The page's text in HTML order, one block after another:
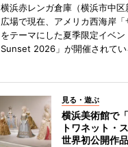
横浜赤レンガ倉庫（横浜市中区
広場で現在、アメリカ西海岸「
をテーマにした夏季限定イベ
Sunset 2026」が開催されてい
見る・遊ぶ
横浜美術館で
トワネット・
世界初公開作